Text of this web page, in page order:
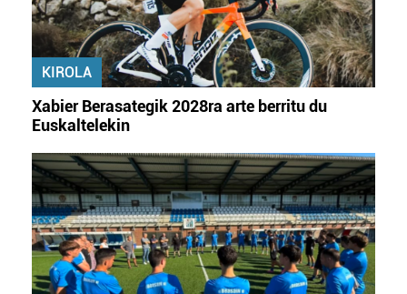
KIROLA
Xabier Berasategik 2028ra arte berritu du
Euskaltelekin